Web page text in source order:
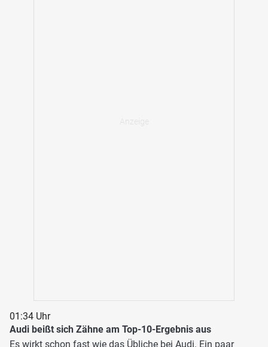
01:34 Uhr
Audi beißt sich Zähne am Top-10-Ergebnis aus
Es wirkt schon fast wie das Übliche bei Audi. Ein paar